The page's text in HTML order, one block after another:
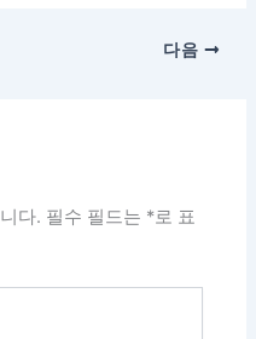
다음
다. 필수 필드는 *로 표